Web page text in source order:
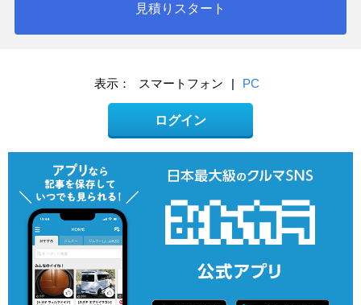
見積りスタート
表示： スマートフォン | PC
ログイン